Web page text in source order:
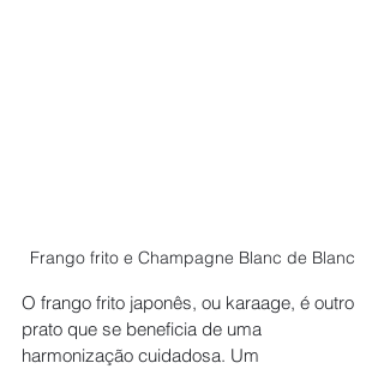
Frango frito e Champagne Blanc de Blanc
O frango frito japonês, ou karaage, é outro
prato que se beneficia de uma
harmonização cuidadosa. Um